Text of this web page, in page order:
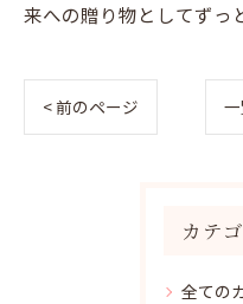
来への贈り物としてずっ
< 前のページ
カテ
全ての